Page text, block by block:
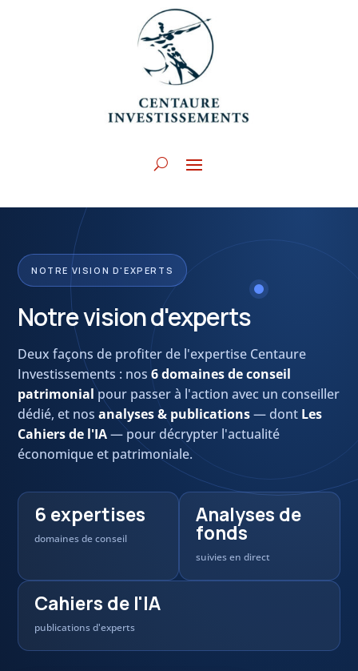
NOTRE VISION D'EXPERTS
Notre vision d'experts
Deux façons de profiter de l'expertise Centaure
Investissements : nos 6 domaines de conseil
patrimonialpour passer à l'action avec un conseiller
dédié, et nos analyses & publications— dont Les
Cahiers de l'IA— pour décrypter l'actualité
économique et patrimoniale.
6 expertises
domaines de conseil
Analyses de
fonds
suivies en direct
Cahiers de l'IA
publications d'experts